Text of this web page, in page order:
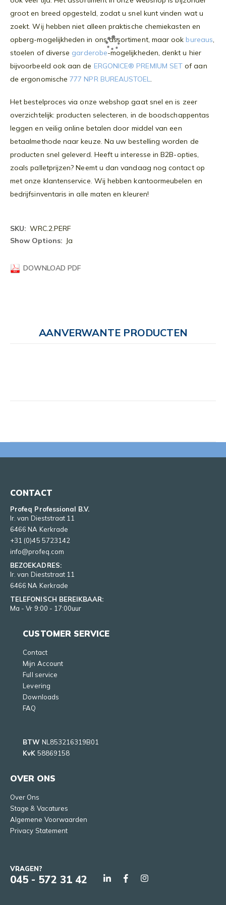
groot en breed opgesteld, zodat u snel kunt vinden wat u
zoekt. Wij hebben niet alleen praktische chemiekasten en
opberg-mogelijkheden in ons assortiment, maar ook bureaus,
stoelen of diverse garderobe-mogelijkheden, denkt u hier
bijvoorbeeld ook aan de ERGONICE® PREMIUM SET of aan
de ergonomische777 NPR BUREAUSTOEL.
Het bestelproces via onze webshop gaat snel en is zeer
overzichtelijk: producten selecteren, in de boodschappentas
leggen en veilig online betalen door middel van een
betaalmethode naar keuze. Na uw bestelling worden de
producten snel geleverd. Heeft u interesse in B2B-opties,
zoals palletprijzen? Neemt u dan vandaag nog contact op
met onze klantenservice. Wij hebben kantoormeubelen en
bedrijfsinventaris in alle maten en kleuren!
Meer
informatie
WRC.2.PERF
Ja
DOWNLOAD PDF
AANVERWANTE PRODUCTEN
CONTACT
Profeq Professional B.V.
Ir. van Dieststraat 11
6466 NA Kerkrade
+31 (0)45 5723142
info@profeq.com
BEZOEKADRES:
Ir. van Dieststraat 11
6466 NA Kerkrade
TELEFONISCH BEREIKBAAR:
Ma - Vr 9:00 - 17:00uur
CUSTOMER SERVICE
Contact
Mijn Account
Full service
Levering
Downloads
FAQ
BTW NL853216319B01
KvK 58869158
OVER ONS
Over Ons
Stage & Vacatures
Algemene Voorwaarden
Privacy Statement
VRAGEN?
045 - 572 31 42